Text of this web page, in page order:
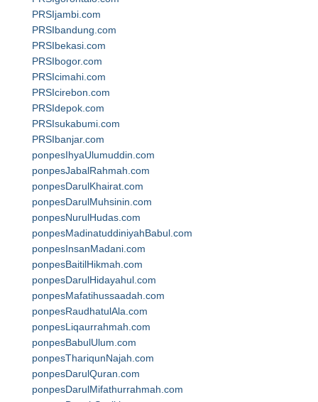
PRSIjambi.com
PRSIbandung.com
PRSIbekasi.com
PRSIbogor.com
PRSIcimahi.com
PRSIcirebon.com
PRSIdepok.com
PRSIsukabumi.com
PRSIbanjar.com
ponpesIhyaUlumuddin.com
ponpesJabalRahmah.com
ponpesDarulKhairat.com
ponpesDarulMuhsinin.com
ponpesNurulHudas.com
ponpesMadinatuddiniyahBabul.com
ponpesInsanMadani.com
ponpesBaitilHikmah.com
ponpesDarulHidayahul.com
ponpesMafatihussaadah.com
ponpesRaudhatulAla.com
ponpesLiqaurrahmah.com
ponpesBabulUlum.com
ponpesThariqunNajah.com
ponpesDarulQuran.com
ponpesDarulMifathurrahmah.com